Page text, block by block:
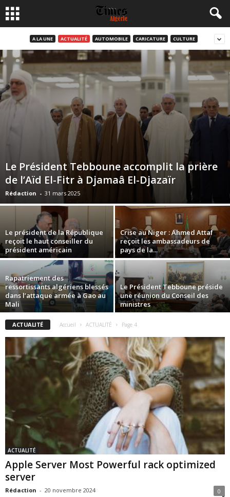
A LA UNE ACTUALITÉ AUTOMOBILE CARICATURE CULTURE
Le Président Tebboune accomplit la prière
de l’Aïd El-Fitr à Djamaâ El-Djazaïr
Rédaction - 31 mars 2025
Le président de la République
reçoit le haut conseiller du
président américain
Crise au Niger : Ahmed Attaf
reçoit les ambassadeurs de
pays de la...
Rapatriement des
ressortissants algériens blessés
dans l’attaque armée à Gao au
Mali
Le Président Tebboune préside
une réunion du Conseil des
ministres
ACTUALITÉ Accueil ACTUALITÉ Page 4
ACTUALITÉ
Apple Server Most Powerful rack optimized
server
Rédaction - 20 novembre 2024 0